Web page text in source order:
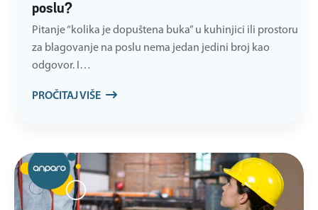
poslu?
Pitanje “kolika je dopuštena buka” u kuhinjici ili prostoru
za blagovanje na poslu nema jedan jedini broj kao
odgovor. I…
PROČITAJ VIŠE